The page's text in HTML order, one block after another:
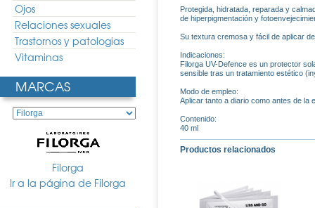
Ojos
Relaciones sexuales
Trastornos y patologias
Vitaminas
MARCAS
Filorga
Ir a la página de Filorga
Protegida, hidratada, reparada y
de hiperpigmentación y
Su textura cremosa y fácil de aplicar
Indicaciones:
Filorga UV-Defence es un protector
sensible tras un tratamiento estético
Modo de empleo:
Aplicar tanto a diario como antes de la
Contenido:
40 ml
Productos relacionados